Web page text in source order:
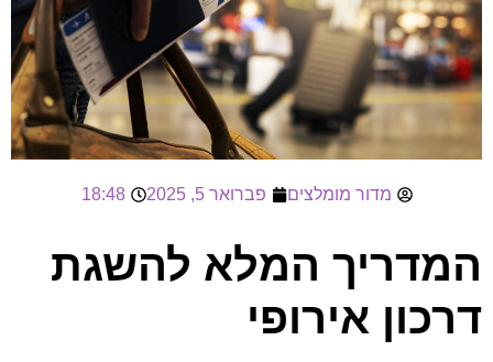
מדור מומלצים פברואר 5, 2025 18:48
המדריך המלא להשגת
דרכון אירופי